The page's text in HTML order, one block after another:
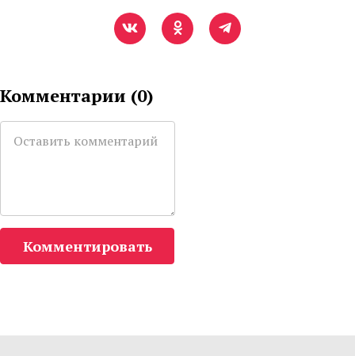
Комментарии (0)
Комментировать